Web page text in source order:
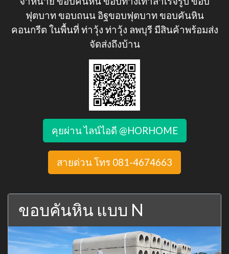
ฟุตบาท ขอบถนน อิฐขอบฟุตบาท ขอบคันหิน
คอนกรีต ในพื้นที่ ท่าวุ้ง ท่าวุ้ง ลพบุรี มีสินค้าพร้อมส่ง
จัดส่งถึงบ้าน
คุยผ่าน ไลน์ไอดี @HORHOME
สายด่วน โทร 081-4674663
ขอบคันหิน แบบ N